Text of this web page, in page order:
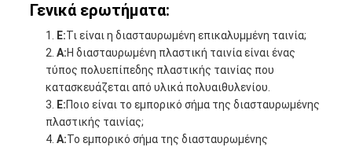
Γενικά ερωτήματα:
Ε:Τι είναι η διασταυρωμένη επικαλυμμένη ταινία;
Α:Η διασταυρωμένη πλαστική ταινία είναι ένας
τύπος πολυεπίπεδης πλαστικής ταινίας που
κατασκευάζεται από υλικά πολυαιθυλενίου.
Ε:Ποιο είναι το εμπορικό σήμα της διασταυρωμένης
πλαστικής ταινίας;
Α:Το εμπορικό σήμα της διασταυρωμένης